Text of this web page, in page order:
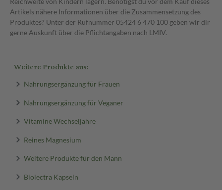
Artikels nähere Informationen über die Zusammensetzung des
Produktes? Unter der Rufnummer 05424 6 470 100 geben wir dir
gerne Auskunft über die Pflichtangaben nach LMIV.
Weitere Produkte aus:
Nahrungsergänzung für Frauen
Nahrungsergänzung für Veganer
Vitamine Wechseljahre
Reines Magnesium
Weitere Produkte für den Mann
Biolectra Kapseln